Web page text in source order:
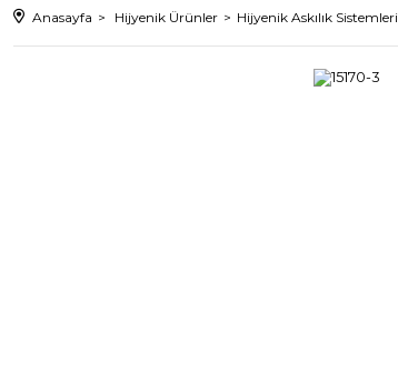
Anasayfa Hijyenik Ürünler Hijyenik Askılık Sistemleri